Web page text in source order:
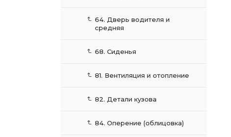
64. Дверь водителя и
средняя
68. Сиденья
81. Вентиляция и отопление
82. Детали кузова
84. Оперение (облицовка)